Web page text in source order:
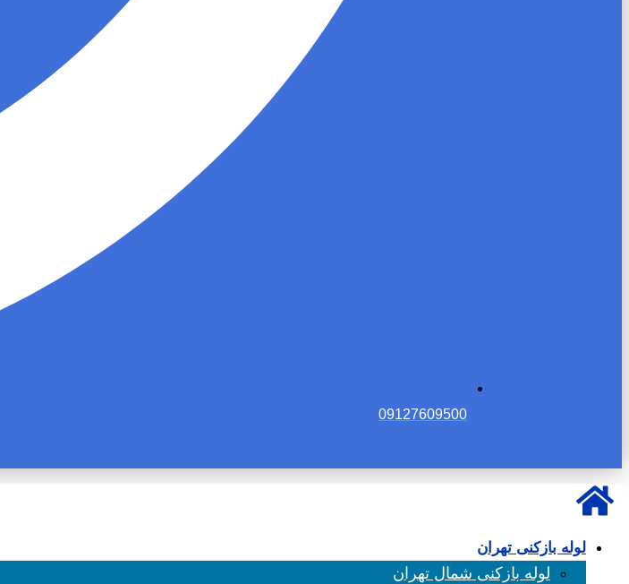
09127609500
لوله بازکنی تهران
لوله بازکنی شمال تهران